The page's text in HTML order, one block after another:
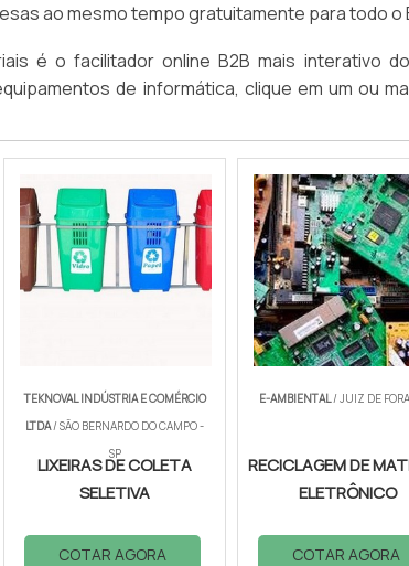
ao mesmo tempo gratuitamente para todo o
é o facilitador online B2B mais interativo
de informática, clique em um ou
TEKNOVAL INDÚSTRIA E COMÉRCIO
LTDA/ SÃO BERNARDO DO CAMPO -
SP
LIXEIRAS DE COLETA
SELETIVA
COTAR AGORA
E-AMBIENTAL / JUIZ DE
RECICLAGEM DE
ELETRÔNICO
COTAR AGORA